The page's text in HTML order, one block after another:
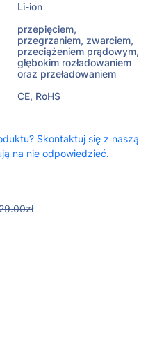
Li-ion
przepięciem,
przegrzaniem, zwarciem,
przeciążeniem prądowym,
głębokim rozładowaniem
oraz przeładowaniem
CE, RoHS
Skontaktuj się z naszą
na nie odpowiedzieć.